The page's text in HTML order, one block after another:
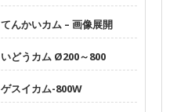
てんかいカム – 画像展開
いどうカム Ø200～800
ゲスイカム-800W